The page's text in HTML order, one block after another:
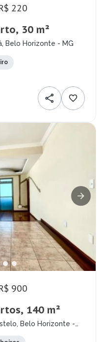
220
30 m²
Belo Horizonte - MG
900
140 m²
Belo Horizonte -